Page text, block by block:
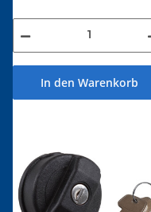
In den Warenkorb